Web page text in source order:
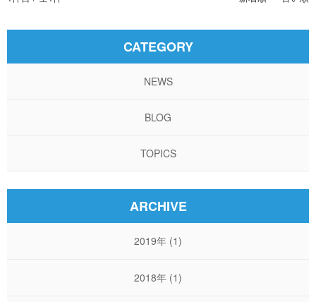
CATEGORY
NEWS
BLOG
TOPICS
ARCHIVE
2019年 (1)
2018年 (1)